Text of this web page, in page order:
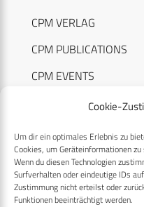
Cookie-
Um dir ein optimales Erlebnis zu
Cookies, um Geräteinformationen
Wenn du diesen Technologien
Surfverhalten oder eindeutige IDs
Zustimmung nicht erteilst oder
Funktionen beeinträchtigt werden.
CPM VERLAG
CPM PUBLICATIONS
CPM EVENTS
MEDIADATEN